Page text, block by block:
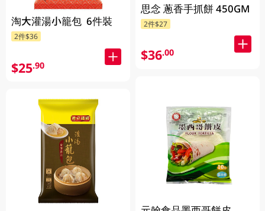
淘大灌湯小籠包 6件裝
2件$36
$25.90
思念 蔥香手抓餅 450GM
2件$27
$36.00